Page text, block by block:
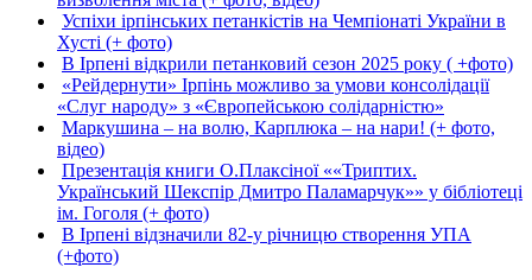
Успіхи ірпінських петанкістів на Чемпіонаті України в
Хусті (+ фото)
В Ірпені відкрили петанковий сезон 2025 року ( +фото)
«Рейдернути» Ірпінь можливо за умови консолідації
«Слуг народу» з «Європейською солідарністю»
Маркушина – на волю, Карплюка – на нари! (+ фото,
відео)
Презентація книги О.Плаксіної ««Триптих.
Український Шекспір Дмитро Паламарчук»» у бібліотеці
ім. Гоголя (+ фото)
В Ірпені відзначили 82-у річницю створення УПА
(+фото)